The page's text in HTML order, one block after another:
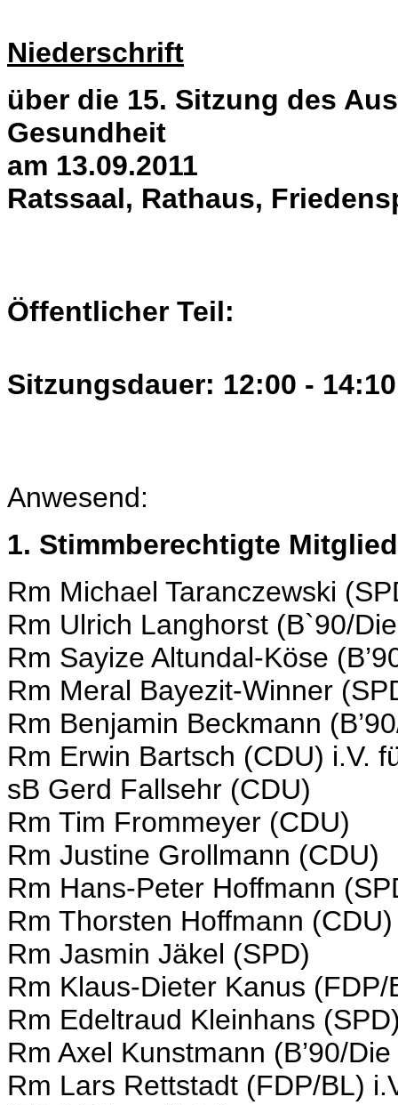
Niederschrift
über die 15. Sitzung des
Gesundheit
am 13.09.2011
Ratssaal, Rathaus,
Öffentlicher Teil:
Sitzungsdauer: 12:00 -
Anwesend:
1. Stimmberechtigte
Rm Michael Taranczewski
Rm Ulrich Langhorst (B`90/
Rm Sayize Altundal-Köse
Rm Meral Bayezit-Winner
Rm Benjamin Beckmann
Rm Erwin Bartsch (CDU) i.V.
sB Gerd Fallsehr (CDU)
Rm Tim Frommeyer (CDU)
Rm Justine Grollmann (CDU)
Rm Hans-Peter Hoffmann
Rm Thorsten Hoffmann (CDU)
Rm Jasmin Jäkel (SPD)
Rm Klaus-Dieter Kanus
Rm Edeltraud Kleinhans
Rm Axel Kunstmann (B’90/
Rm Lars Rettstadt (FDP/BL)